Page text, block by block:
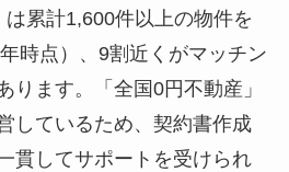
は累計1,600件以上の物件を
時点）、9割近くがマッチン
ります。「全国0円不動産」
しているため、契約書作成
貫してサポートを受けられ